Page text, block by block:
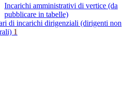
Incarichi amministrativi di vertice (da
pubblicare in tabelle)
di incarichi dirigenziali (dirigenti non
1